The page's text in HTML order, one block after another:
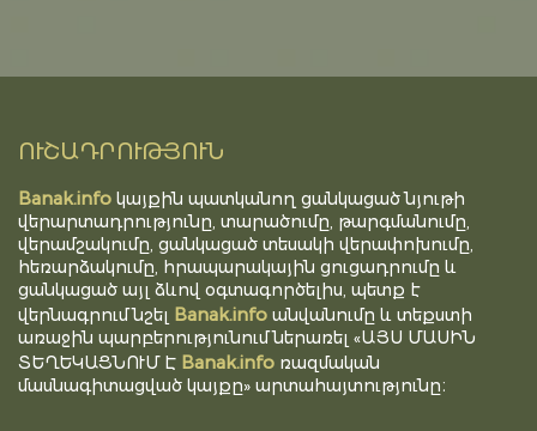
ՈՒՇԱԴՐՈՒԹՅՈՒՆ
Banak.info կայքին պատկանող ցանկացած նյութի
վերարտադրությունը, տարածումը, թարգմանումը,
վերամշակումը, ցանկացած տեսակի վերափոխումը,
հեռարձակումը, հրապարակային ցուցադրումը և
ցանկացած այլ ձևով օգտագործելիս, պետք է
վերնագրում նշել Banak.info անվանումը և տեքստի
առաջին պարբերությունում ներառել «ԱՅՍ ՄԱՍԻՆ
ՏԵՂԵԿԱՑՆՈՒՄ Է Banak.info ռազմական
մասնագիտացված կայքը» արտահայտությունը։